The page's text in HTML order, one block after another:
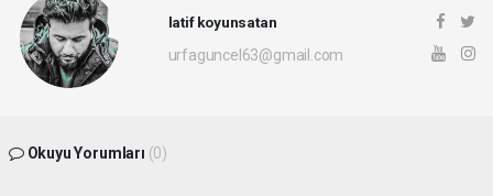
latif koyunsatan
urfaguncel63@gmail.com
Okuyu Yorumları (0)